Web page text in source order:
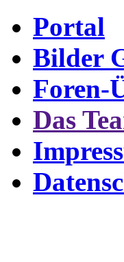
Portal
Bilder
Foren-
Das